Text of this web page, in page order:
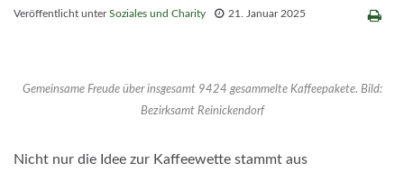
Veröffentlicht unterSoziales und Charity 21. Januar 2025
Gemeinsame Freude über insgesamt 9424 gesammelte Kaffeepakete. Bild:
Bezirksamt Reinickendorf
Nicht nur die Idee zur Kaffeewette stammt aus